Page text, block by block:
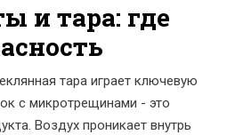
и тара: где
тара играет ключевую
с микротрещинами - это
Воздух проникает внутрь